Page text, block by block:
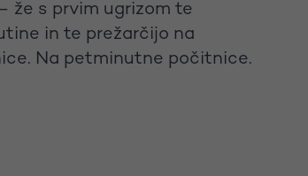
že s prvim ugrizom te
in te prežarčijo na
Na petminutne počitnice.